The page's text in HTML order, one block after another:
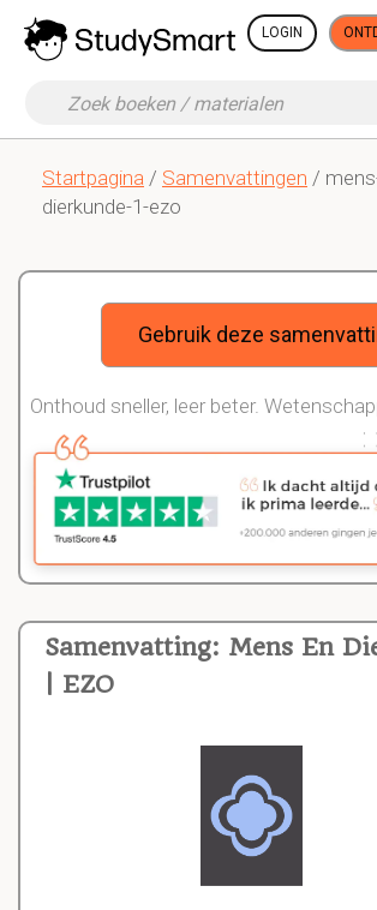
LOGIN
Startpagina / Samenvattingen /
dierkunde-1-ezo
Samenvatting: Mens En
| EZO
Gebruik deze
Onthoud sneller, leer beter.